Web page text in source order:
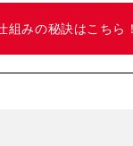
組みの秘訣はこちら